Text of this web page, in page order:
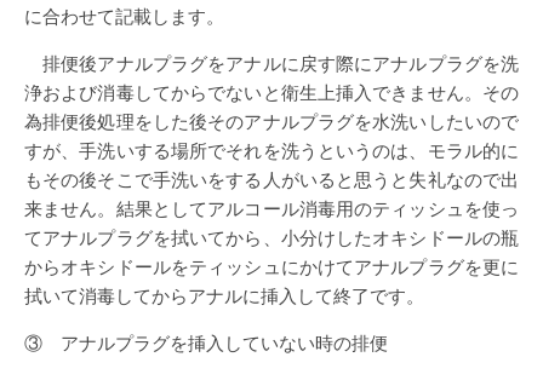
に合わせて記載します。
排便後アナルプラグをアナルに戻す際にアナルプラグを洗
浄および消毒してからでないと衛生上挿入できません。その
為排便後処理をした後そのアナルプラグを水洗いしたいので
すが、手洗いする場所でそれを洗うというのは、モラル的に
もその後そこで手洗いをする人がいると思うと失礼なので出
来ません。結果としてアルコール消毒用のティッシュを使っ
てアナルプラグを拭いてから、小分けしたオキシドールの瓶
からオキシドールをティッシュにかけてアナルプラグを更に
拭いて消毒してからアナルに挿入して終了です。
③ アナルプラグを挿入していない時の排便